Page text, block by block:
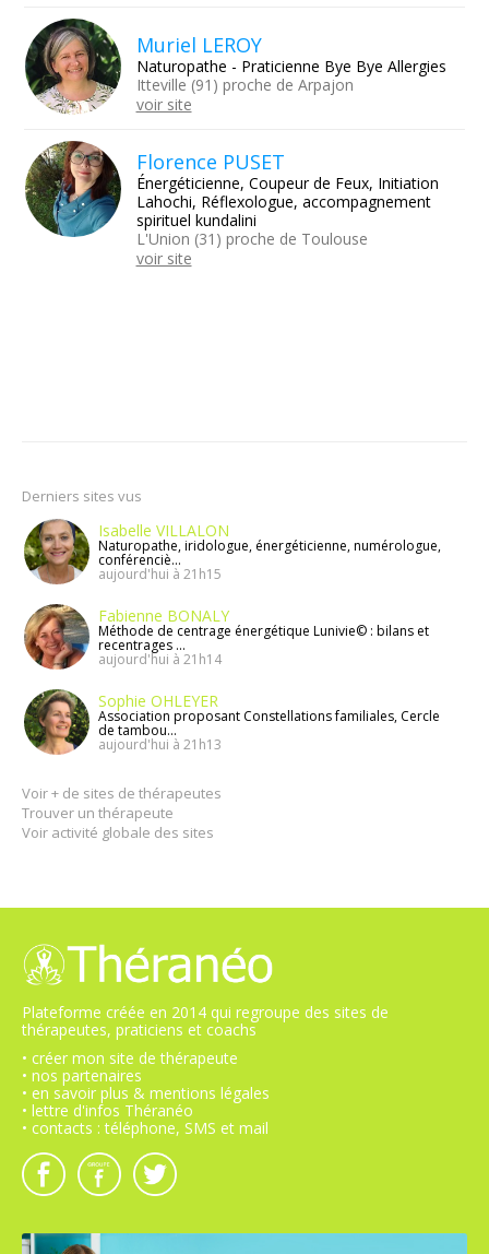
Muriel LEROY
Naturopathe - Praticienne Bye Bye Allergies
Itteville (91) proche de Arpajon
voir site
Florence PUSET
Énergéticienne, Coupeur de Feux, Initiation
Lahochi, Réflexologue, accompagnement
spirituel kundalini
L'Union (31) proche de Toulouse
voir site
Derniers sites vus
Isabelle VILLALON
Naturopathe, iridologue, énergéticienne, numérologue,
conférenciè...
aujourd'hui à 21h15
Fabienne BONALY
Méthode de centrage énergétique Lunivie© : bilans et
recentrages ...
aujourd'hui à 21h14
Sophie OHLEYER
Association proposant Constellations familiales, Cercle
de tambou...
aujourd'hui à 21h13
Voir + de sites de thérapeutes
Trouver un thérapeute
Voir activité globale des sites
Plateforme créée en 2014 qui regroupe des sites de
thérapeutes, praticiens et coachs
• créer mon site de thérapeute
• nos partenaires
• en savoir plus & mentions légales
• lettre d'infos Théranéo
• contacts : téléphone, SMS et mail